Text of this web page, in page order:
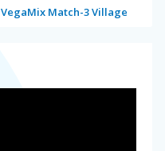
VegaMix Match-3 Village